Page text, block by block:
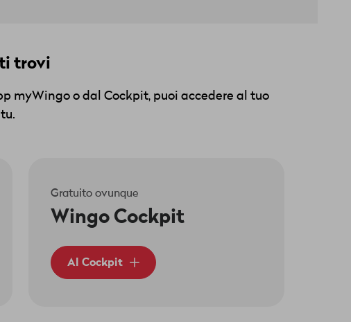
trovi
myWingo o dal Cockpit, puoi accedere al tuo
Gratuito ovunque
Wingo Cockpit
Al Cockpit